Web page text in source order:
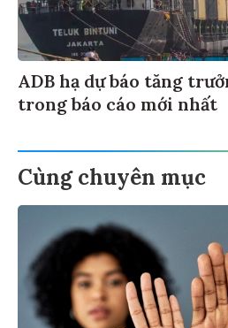
ADB hạ dự báo tăng
trong báo cáo mới nhất
Cùng chuyên mục